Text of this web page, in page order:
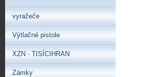
vyražeče
Výtlačné pistole
XZN - TISÍCIHRAN
Zámky